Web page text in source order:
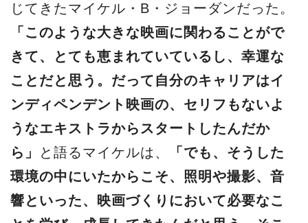
じてきたマイケル・B・ジョーダンだった。
「このような⼤きな映画に関わることがで
きて、とても恵まれていているし、幸運な
ことだと思う。だって⾃分のキャリアはイ
ンディペンデント映画の、セリフもないよ
うなエキストラからスタートしたんだか
ら」
と語るマイケルは、
「でも、そうした
環境の中にいたからこそ、照明や撮影、⾳
響といった、映画づくりにおいて必要なこ